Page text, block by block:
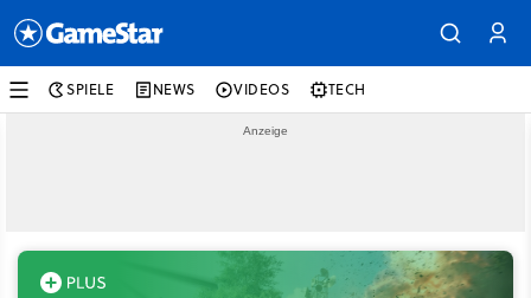
SPIELE NEWS VIDEOS TECH